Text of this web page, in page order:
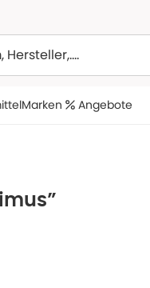
Marken Angebote